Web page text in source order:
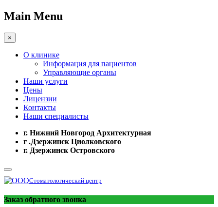
Main Menu
×
О клинике
Информация для пациентов
Управляющие органы
Наши услуги
Цены
Лицензии
Контакты
Наши специалисты
г. Нижний Новгород Архитектурная
г .Дзержинск Циолковского
г. Дзержинск Островского
Стоматологический центр
Заказ обратного звонка